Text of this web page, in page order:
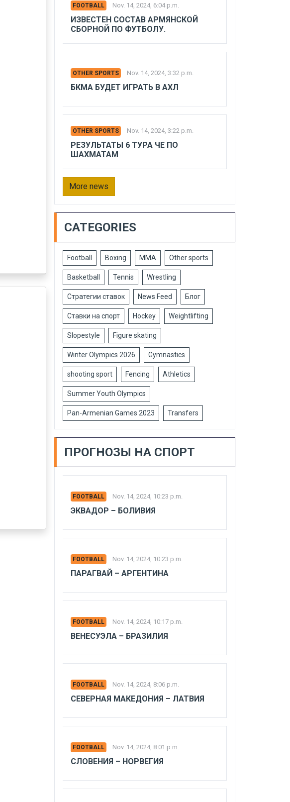
FOOTBALL Nov. 14, 2024, 6:04 p.m.
ИЗВЕСТЕН СОСТАВ АРМЯНСКОЙ
СБОРНОЙ ПО ФУТБОЛУ.
OTHER SPORTS Nov. 14, 2024, 3:32 p.m.
БКМА БУДЕТ ИГРАТЬ В АХЛ
OTHER SPORTS Nov. 14, 2024, 3:22 p.m.
РЕЗУЛЬТАТЫ 6 ТУРА ЧЕ ПО
ШАХМАТАМ
More news
CATEGORIES
Football Boxing MMA Other sports
Basketball Tennis Wrestling
Стратегии ставок News Feed Блог
Ставки на спорт Hockey Weightlifting
Slopestyle Figure skating
Winter Olympics 2026 Gymnastics
shooting sport Fencing Athletics
Summer Youth Olympics
Pan-Armenian Games 2023 Transfers
ПРОГНОЗЫ НА СПОРТ
FOOTBALL Nov. 14, 2024, 10:23 p.m.
ЭКВАДОР – БОЛИВИЯ
FOOTBALL Nov. 14, 2024, 10:23 p.m.
ПАРАГВАЙ – АРГЕНТИНА
FOOTBALL Nov. 14, 2024, 10:17 p.m.
ВЕНЕСУЭЛА – БРАЗИЛИЯ
FOOTBALL Nov. 14, 2024, 8:06 p.m.
СЕВЕРНАЯ МАКЕДОНИЯ – ЛАТВИЯ
FOOTBALL Nov. 14, 2024, 8:01 p.m.
СЛОВЕНИЯ – НОРВЕГИЯ